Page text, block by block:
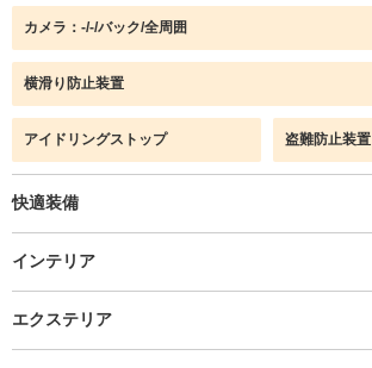
カメラ：-/-/バック/全周囲
横滑り防止装置
アイドリングストップ 盗難防止装置
快適装備
インテリア
エクステリア